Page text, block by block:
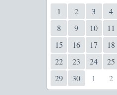
1 2 3 4
8
9 10 11
15
16 17 18
22
23 24 25
29
30 1 2